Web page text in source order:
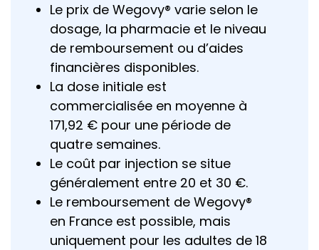
Le prix de Wegovy® varie selon le
dosage, la pharmacie et le niveau
de remboursement ou d’aides
financières disponibles.
La dose initiale est
commercialisée en moyenne à
171,92 € pour une période de
quatre semaines.
Le coût par injection se situe
généralement entre 20 et 30 €.
Le remboursement de Wegovy®
en France est possible, mais
uniquement pour les adultes de 18